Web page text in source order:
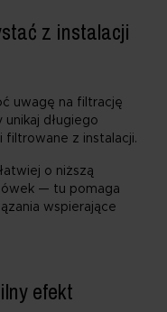
z instalacji
uwagę na filtrację
długiego
z instalacji.
o niższą
— tu pomaga
wspierające
efekt